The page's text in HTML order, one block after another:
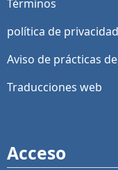
Términos
política de privacidad
Aviso de prácticas
Traducciones web
Acceso